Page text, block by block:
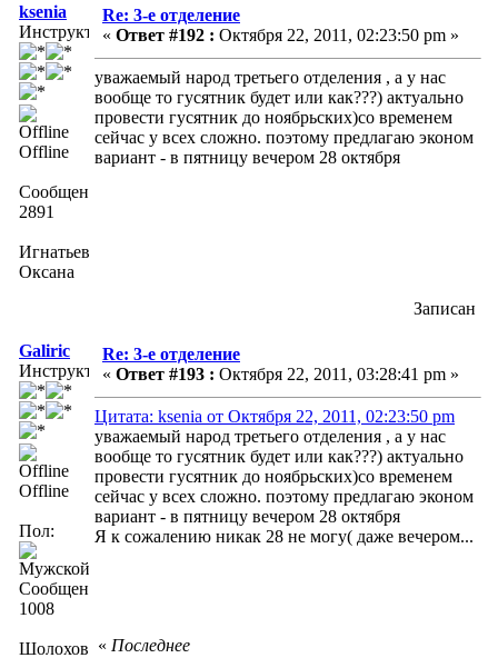
ksenia
Инструктор
Offline
Сообщений:
2891
Игнатьева
Оксана
Re: 3-е отделение
« Ответ #192 : Октября 22, 2011, 02:23:50 pm »
уважаемый народ третьего отделения , а у нас
вообще то гусятник будет или как???) актуально
провести гусятник до ноябрьских)со временем
сейчас у всех сложно. поэтому предлагаю эконом
вариант - в пятницу вечером 28 октября
Записан
Galiric
Инструктор
Offline
Пол:
Сообщений:
1008
Шолохов
Re: 3-е отделение
« Ответ #193 : Октября 22, 2011, 03:28:41 pm »
Цитата: ksenia от Октября 22, 2011, 02:23:50 pm
уважаемый народ третьего отделения , а у нас
вообще то гусятник будет или как???) актуально
провести гусятник до ноябрьских)со временем
сейчас у всех сложно. поэтому предлагаю эконом
вариант - в пятницу вечером 28 октября
Я к сожалению никак 28 не могу( даже вечером...
« Последнее